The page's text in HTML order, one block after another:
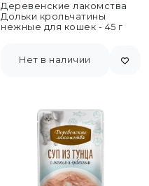
Деревенские лакомства
Дольки крольчатины
нежные для кошек - 45 г
Нет в наличии